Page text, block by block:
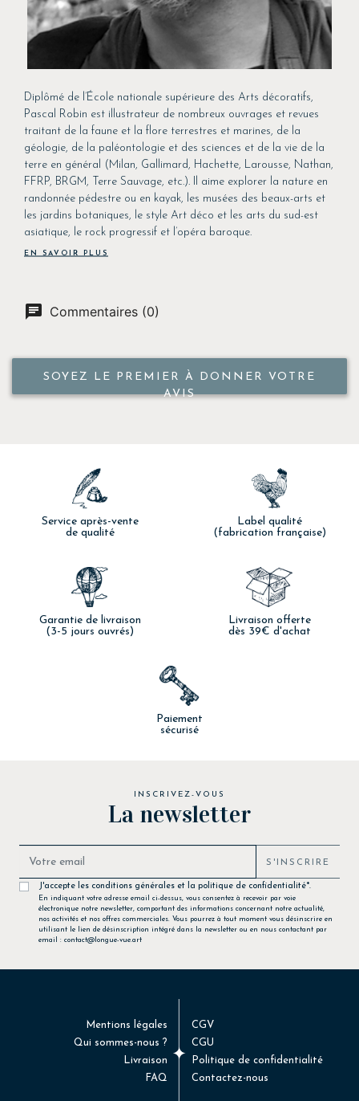
Diplômé de l’École nationale supérieure des Arts décoratifs,
Pascal Robin est illustrateur de nombreux ouvrages et revues
traitant de la faune et la flore terrestres et marines, de la
géologie, de la paléontologie et des sciences et de la vie de la
terre en général (Milan, Gallimard, Hachette, Larousse, Nathan,
FFRP, BRGM, Terre Sauvage, etc.). Il aime explorer la nature en
randonnée pédestre ou en kayak, les musées des beaux-arts et
les jardins botaniques, le style Art déco et les arts du sud-est
asiatique, le rock progressif et l’opéra baroque.
EN SAVOIR PLUS
Commentaires (0)
SOYEZ LE PREMIER À DONNER VOTRE
AVIS
Service après-vente
de qualité
Label qualité
(fabrication française)
Garantie de livraison
(3-5 jours ouvrés)
Livraison offerte
dès 39€ d'achat
Paiement
sécurisé
INSCRIVEZ-VOUS
La newsletter
S'INSCRIRE
J'accepte les conditions générales et la politique de confidentialité*.
En indiquant votre adresse email ci-dessus, vous consentez à recevoir par voie
électronique notre newsletter, comportant des informations concernant notre actualité,
nos activités et nos offres commerciales. Vous pourrez à tout moment vous désinscrire en
utilisant le lien de désinscription intégré dans la newsletter ou en nous contactant par
email : contact@longue-vue.art
Mentions légales
Qui sommes-nous ?
Livraison
FAQ
CGV
CGU
Politique de confidentialité
Contactez-nous